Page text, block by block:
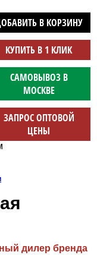
В КОРЗИНУ
КУПИТЬ В 1 КЛИК
САМОВЫВОЗ В
МОСКВЕ
ЗАПРОС ОПТОВОЙ
ЦЕНЫ
дилер бренда